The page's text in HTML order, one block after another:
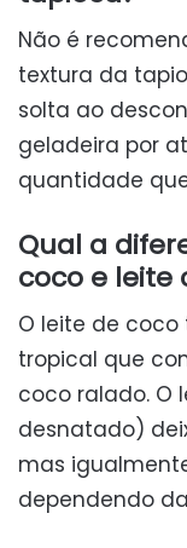
Não é
textura da
solta ao
geladeira por
quantidade
Qual a
coco e leite
O leite de
tropical que
coco ralado. O
desnatado)
mas
dependendo